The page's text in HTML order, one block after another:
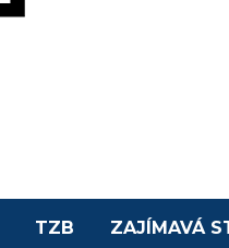
TZB ZAJÍMAVÁ